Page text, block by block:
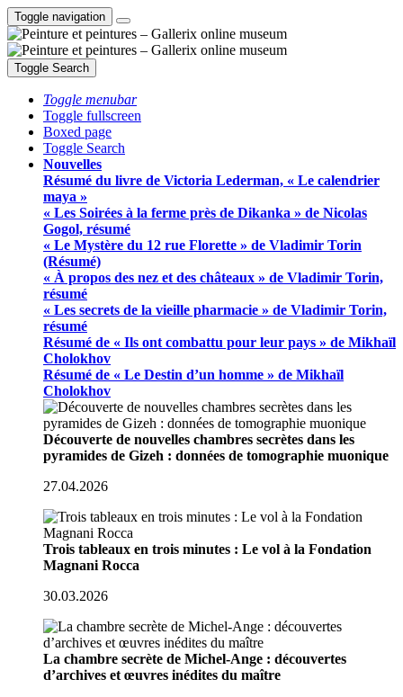
Toggle navigation
Toggle Search
Toggle menubar
Toggle fullscreen
Boxed page
Toggle Search
Nouvelles
Résumé du livre de Victoria Lederman, « Le calendrier
maya »
« Les Soirées à la ferme près de Dikanka » de Nicolas
Gogol, résumé
« Le Mystère du 12 rue Florette » de Vladimir Torin
(Résumé)
« À propos des nez et des châteaux » de Vladimir Torin,
résumé
« Les secrets de la vieille pharmacie » de Vladimir Torin,
résumé
Résumé de « Ils ont combattu pour leur pays » de Mikhaïl
Cholokhov
Résumé de « Le Destin d’un homme » de Mikhaïl
Cholokhov
Découverte de nouvelles chambres secrètes dans les
pyramides de Gizeh : données de tomographie muonique
27.04.2026
Trois tableaux en trois minutes : Le vol à la Fondation
Magnani Rocca
30.03.2026
La chambre secrète de Michel-Ange : découvertes
d’archives et œuvres inédites du maître